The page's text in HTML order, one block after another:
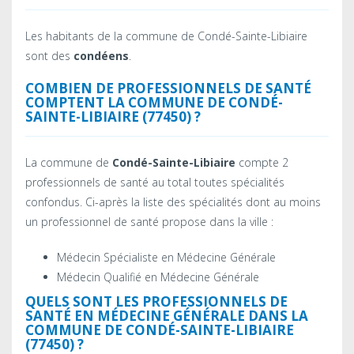
Les habitants de la commune de Condé-Sainte-Libiaire
sont des condéens.
COMBIEN DE PROFESSIONNELS DE SANTÉ
COMPTENT LA COMMUNE DE CONDÉ-
SAINTE-LIBIAIRE (77450) ?
La commune de Condé-Sainte-Libiaire compte 2
professionnels de santé au total toutes spécialités
confondus. Ci-après la liste des spécialités dont au moins
un professionnel de santé propose dans la ville :
Médecin Spécialiste en Médecine Générale
Médecin Qualifié en Médecine Générale
QUELS SONT LES PROFESSIONNELS DE
SANTÉ EN MÉDECINE GÉNÉRALE DANS LA
COMMUNE DE CONDÉ-SAINTE-LIBIAIRE
(77450) ?